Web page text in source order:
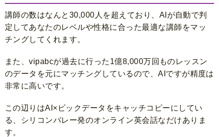
講師の数はなんと 30,000人を超えており、AIが自動で判
定してあなたのレベルや性格に合った最適な講師をマッ
チングしてくれます。
また、vipabcが過去に行った1億8,000万回ものレッスン
のデータを元にマッチングしているので、AIですが精度は
非常に高いです。
この辺りはAI×ビックデータをキャッチコピーにしてい
る、シリコンバレー発のオンライン英会話なだけありま
す。